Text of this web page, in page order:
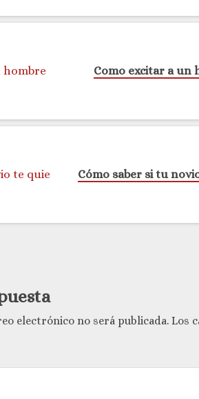
Como excitar a un
Cómo saber si tu
electrónico no será publicada. Los